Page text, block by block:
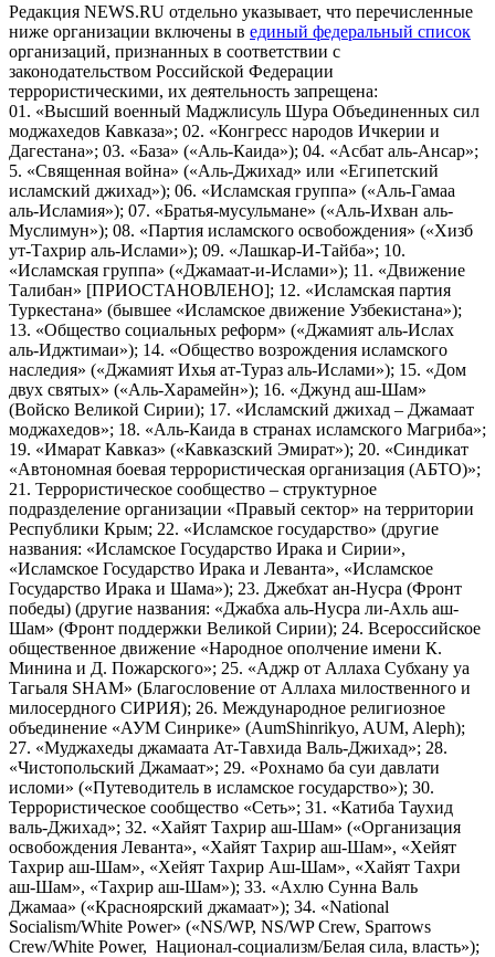
Редакция NEWS.RU отдельно указывает, что перечисленные
ниже организации включены в единый федеральный список
организаций, признанных в соответствии с
законодательством Российской Федерации
террористическими, их деятельность запрещена:
01. «Высший военный Маджлисуль Шура Объединенных сил
моджахедов Кавказа»; 02. «Конгресс народов Ичкерии и
Дагестана»; 03. «База» («Аль-Каида»); 04. «Асбат аль-Ансар»;
5. «Священная война» («Аль-Джихад» или «Египетский
исламский джихад»); 06. «Исламская группа» («Аль-Гамаа
аль-Исламия»); 07. «Братья-мусульмане» («Аль-Ихван аль-
Муслимун»); 08. «Партия исламского освобождения» («Хизб
ут-Тахрир аль-Ислами»); 09. «Лашкар-И-Тайба»; 10.
«Исламская группа» («Джамаат-и-Ислами»); 11. «Движение
Талибан» [ПРИОСТАНОВЛЕНО]; 12. «Исламская партия
Туркестана» (бывшее «Исламское движение Узбекистана»);
13. «Общество социальных реформ» («Джамият аль-Ислах
аль-Иджтимаи»); 14. «Общество возрождения исламского
наследия» («Джамият Ихья ат-Тураз аль-Ислами»); 15. «Дом
двух святых» («Аль-Харамейн»); 16. «Джунд аш-Шам»
(Войско Великой Сирии); 17. «Исламский джихад – Джамаат
моджахедов»; 18. «Аль-Каида в странах исламского Магриба»;
19. «Имарат Кавказ» («Кавказский Эмират»); 20. «Синдикат
«Автономная боевая террористическая организация (АБТО)»;
21. Террористическое сообщество – структурное
подразделение организации «Правый сектор» на территории
Республики Крым; 22. «Исламское государство» (другие
названия: «Исламское Государство Ирака и Сирии»,
«Исламское Государство Ирака и Леванта», «Исламское
Государство Ирака и Шама»); 23. Джебхат ан-Нусра (Фронт
победы) (другие названия: «Джабха аль-Нусра ли-Ахль аш-
Шам» (Фронт поддержки Великой Сирии); 24. Всероссийское
общественное движение «Народное ополчение имени К.
Минина и Д. Пожарского»; 25. «Аджр от Аллаха Субхану уа
Тагьаля SHAM» (Благословение от Аллаха милоственного и
милосердного СИРИЯ); 26. Международное религиозное
объединение «АУМ Синрике» (AumShinrikyo, AUM, Aleph);
27. «Муджахеды джамаата Ат-Тавхида Валь-Джихад»; 28.
«Чистопольский Джамаат»; 29. «Рохнамо ба суи давлати
исломи» («Путеводитель в исламское государство»); 30.
Террористическое сообщество «Сеть»; 31. «Катиба Таухид
валь-Джихад»; 32. «Хайят Тахрир аш-Шам» («Организация
освобождения Леванта», «Хайят Тахрир аш-Шам», «Хейят
Тахрир аш-Шам», «Хейят Тахрир Аш-Шам», «Хайят Тахри
аш-Шам», «Тахрир аш-Шам»); 33. «Ахлю Сунна Валь
Джамаа» («Красноярский джамаат»); 34. «National
Socialism/White Power» («NS/WP, NS/WP Crew, Sparrows
Crew/White Power, Национал-социализм/Белая сила, власть»);